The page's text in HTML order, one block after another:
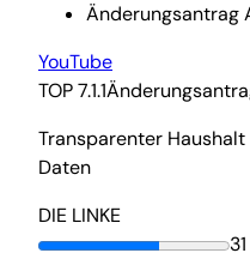
Änderungsantrag
YouTube
TOP 7.1.1
Transparenter
Daten
DIE LINKE
31